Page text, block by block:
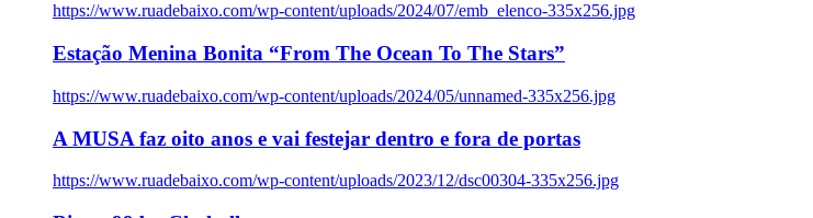
https://www.ruadebaixo.com/wp-content/uploads/2024/07/emb_elenco-335x256.jpg
Estação Menina Bonita “From The Ocean To The Stars”
https://www.ruadebaixo.com/wp-content/uploads/2024/05/unnamed-335x256.jpg
A MUSA faz oito anos e vai festejar dentro e fora de portas
https://www.ruadebaixo.com/wp-content/uploads/2023/12/dsc00304-335x256.jpg